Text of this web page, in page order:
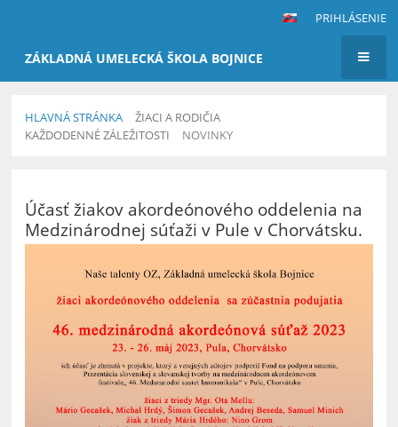
PRIHLÁSENIE
ZÁKLADNÁ UMELECKÁ ŠKOLA BOJNICE
HLAVNÁ STRÁNKA
ŽIACI A RODIČIA
KAŽDODENNÉ ZÁLEŽITOSTI
NOVINKY
Účasť žiakov akordeónového oddelenia na
Medzinárodnej súťaži v Pule v Chorvátsku.